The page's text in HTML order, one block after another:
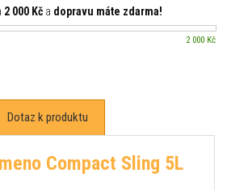
2 000 Kč a dopravu máte zdarma!
2 000 Kč
Dotaz k produktu
Compact Sling 5L